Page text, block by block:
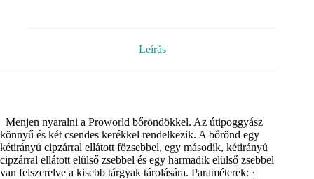
Leírás
Menjen nyaralni a Proworld bőröndökkel. Az útipoggyász
könnyű és két csendes kerékkel rendelkezik. A bőrönd egy
kétirányú cipzárral ellátott főzsebbel, egy második, kétirányú
cipzárral ellátott elülső zsebbel és egy harmadik elülső zsebbel
van felszerelve a kisebb tárgyak tárolására. Paraméterek: ·